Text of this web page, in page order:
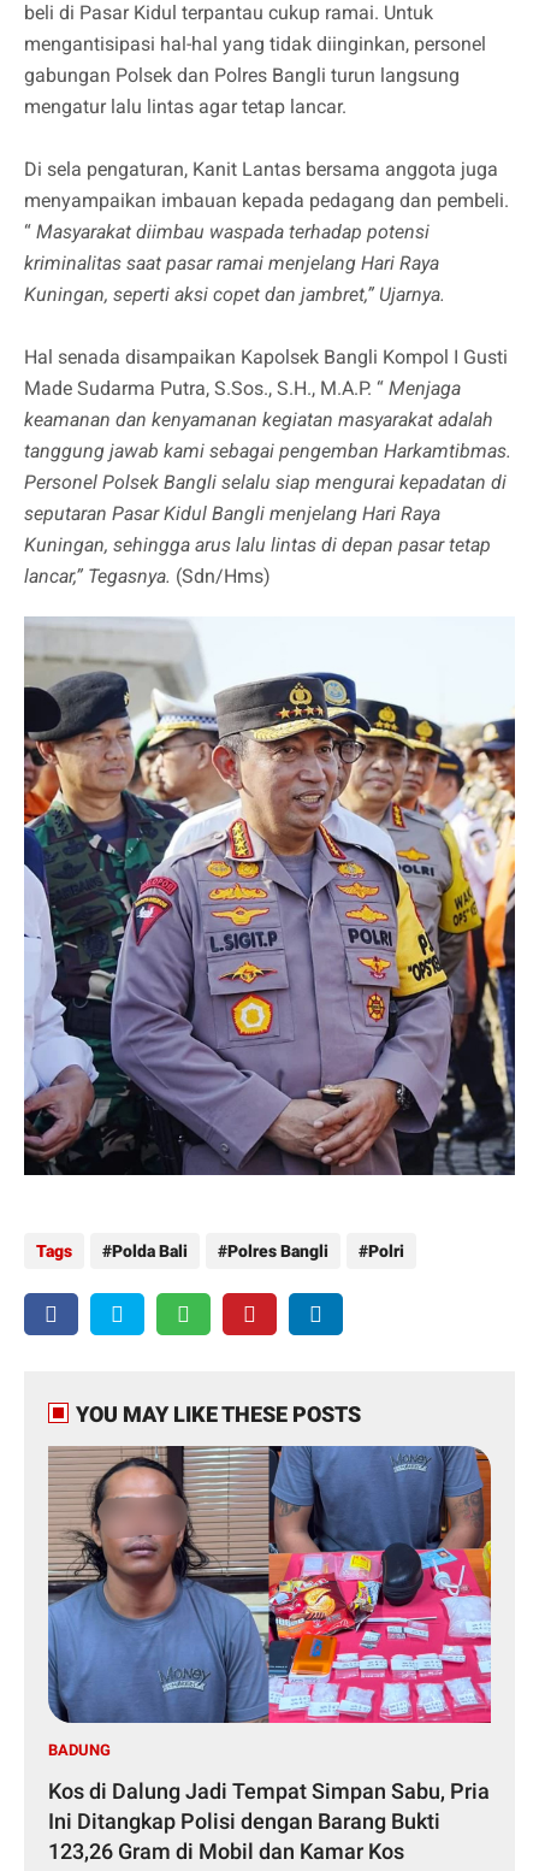
beli di Pasar Kidul terpantau cukup ramai. Untuk
mengantisipasi hal-hal yang tidak diinginkan, personel
gabungan Polsek dan Polres Bangli turun langsung
mengatur lalu lintas agar tetap lancar.
Di sela pengaturan, Kanit Lantas bersama anggota juga
menyampaikan imbauan kepada pedagang dan pembeli.
“ Masyarakat diimbau waspada terhadap potensi
kriminalitas saat pasar ramai menjelang Hari Raya
Kuningan, seperti aksi copet dan jambret,” Ujarnya.
Hal senada disampaikan Kapolsek Bangli Kompol I Gusti
Made Sudarma Putra, S.Sos., S.H., M.A.P. “ Menjaga
keamanan dan kenyamanan kegiatan masyarakat adalah
tanggung jawab kami sebagai pengemban Harkamtibmas.
Personel Polsek Bangli selalu siap mengurai kepadatan di
seputaran Pasar Kidul Bangli menjelang Hari Raya
Kuningan, sehingga arus lalu lintas di depan pasar tetap
lancar,” Tegasnya. (Sdn/Hms)
Tags Polda Bali Polres Bangli Polri
YOU MAY LIKE THESE POSTS
BADUNG
Kos di Dalung Jadi Tempat Simpan Sabu, Pria
Ini Ditangkap Polisi dengan Barang Bukti
123,26 Gram di Mobil dan Kamar Kos